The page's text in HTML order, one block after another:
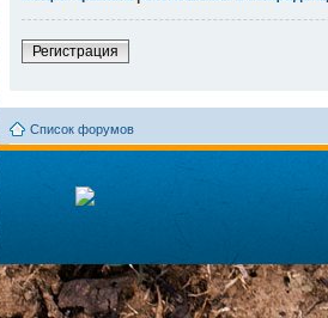
Регистрация
Список форумов